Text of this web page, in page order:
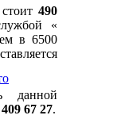
490
«
в 6500
данной
67 27.